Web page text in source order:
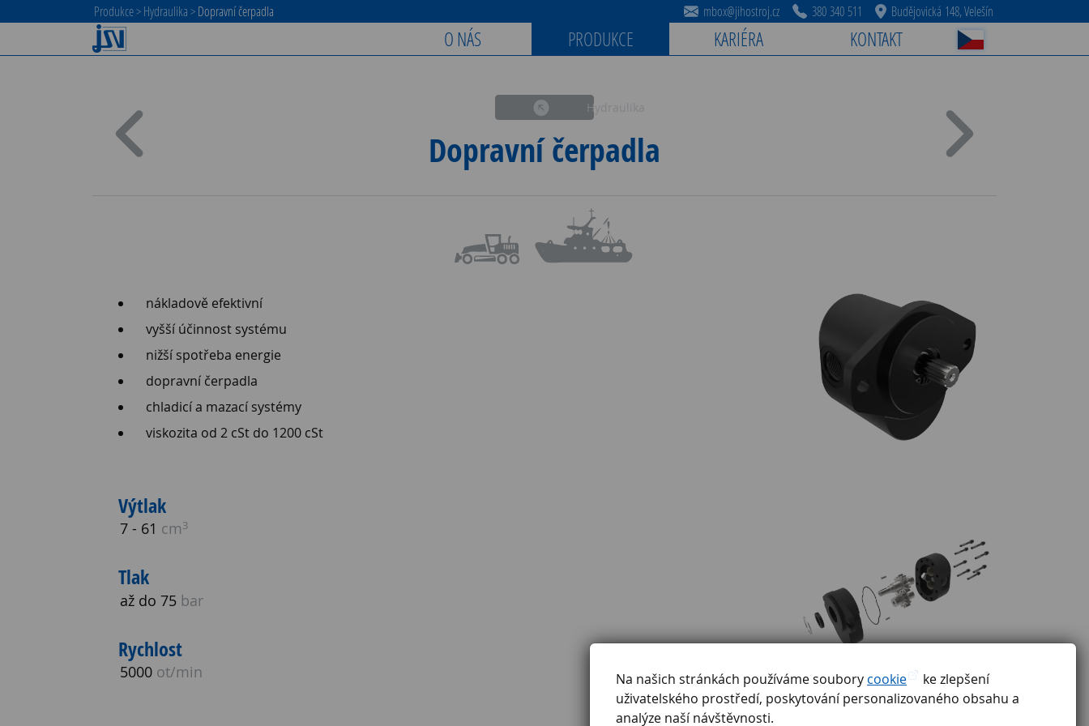
Na našich stránkách používáme soubory cookie
ke zlepšení
uživatelského prostředí, poskytování personalizovaného obsahu a
analýze naší návštěvnosti.
Produkce>Hydraulika >Dopravní čerpadla mbox@jihostroj.cz 380 340 511 Budějovická 148, Velešín
O NÁS PRODUKCE KARIÉRA KONTAKT
Hydraulika
Dopravní čerpadla
nákladově efektivní
vyšší účinnost systému
nižší spotřeba energie
dopravní čerpadla
chladicí a mazací systémy
viskozita od 2 cSt do 1200 cSt
Výtlak
7 - 61 cm3
Tlak
až do 75 bar
Rychlost
5000 ot/min